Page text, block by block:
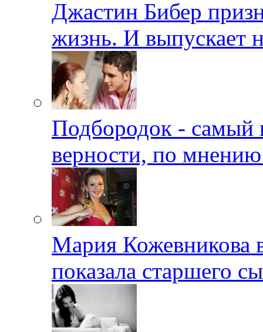
Джастин Бибер
жизнь. И выпускает
Подбородок - самый
верности, по
Мария Кожевникова
показала старшего